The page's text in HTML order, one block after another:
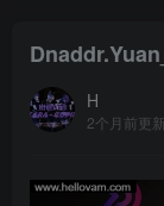
H
2个月前更新